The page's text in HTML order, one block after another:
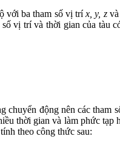
với ba tham số vị tríx, y, zvà
vị trí và thời gian của tàu
chuyển động nên các tham
thời gian và làm phức
theo công thức sau: